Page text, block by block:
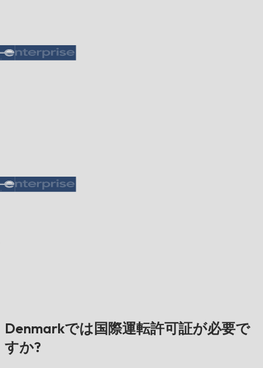
Denmarkでは国際運転許可証が必要で
すか?